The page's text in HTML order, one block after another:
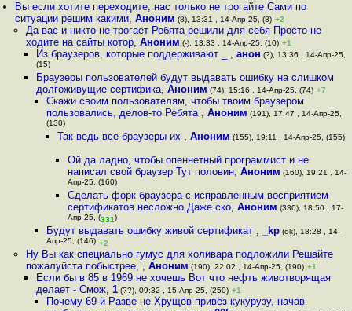
Вы если хотите переходите, нас только не трогайте Сами по
ситуации решим какими,Аноним (8), 13:31 , 14-Апр-25, (8) +2
Да вас и никто не трогает Ребята решили для себя Просто не
ходите на сайты котор, Аноним (-), 13:33 , 14-Апр-25, (10) +1
Из браузеров, которые поддерживают _ , анон (?), 13:36 , 14-Апр-25,
(15)
Браузеры пользователей будут выдавать ошибку на слишком
долгоживущие сертифика, Аноним (74), 15:16 , 14-Апр-25, (74) +7
Скажи своим пользователям, чтобы твоим браузером
пользовались, делов-то Ребята ,Аноним (191), 17:47 , 14-Апр-25,
(130)
Так ведь все браузеры их , Аноним (155), 19:11 , 14-Апр-25, (155)
Ой да ладно, чтобы опеннетный программист и не
написал свой браузер Тут половин, Аноним (160), 19:21 , 14-
Апр-25, (160)
Сделать форк браузера с исправленным восприятием
сертификатов несложно Даже ско, Аноним (330), 18:50 , 17-
Апр-25, (331)
Будут выдавать ошибку живой сертификат , _kp (ok), 18:28 , 14-
Апр-25, (146) +2
Ну Вы как специально гумус для холивара подложили Решайте
пожалуйста побыстрее, , Аноним (190), 22:02 , 14-Апр-25, (190) +1
Если бы в 85 в 1969 не хочешь Вот что нефть животворящая
делает - Смож, 1(??), 09:32 , 15-Апр-25, (250) +1
Почему 69-й Разве не Хрущёв привёз кукурузу, начав